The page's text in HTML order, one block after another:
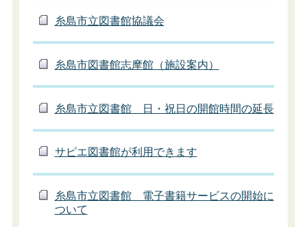
糸島市立図書館協議会
糸島市図書館志摩館（施設案内）
糸島市立図書館 日・祝日の開館時間の延長
サピエ図書館が利用できます
糸島市立図書館 電子書籍サービスの開始に
ついて